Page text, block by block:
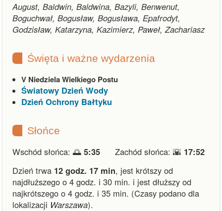
August, Baldwin, Baldwina, Bazyli, Benwenut,
Boguchwał, Bogusław, Bogusława, Epafrodyt,
Godzisław, Katarzyna, Kazimierz, Paweł, Zachariasz
Święta i ważne wydarzenia
V Niedziela Wielkiego Postu
Światowy Dzień Wody
Dzień Ochrony Bałtyku
Słońce
Wschód słońca: 🌅 5:35 Zachód słońca: 🌇 17:52
Dzień trwa 12 godz. 17 min, jest krótszy od
najdłuższego o 4 godz. i 30 min. i jest dłuższy od
najkrótszego o 4 godz. i 35 min. (Czasy podano dla
lokalizacji Warszawa).